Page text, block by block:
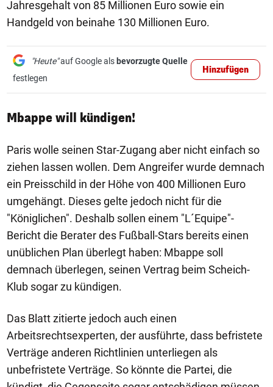
Jahresgehalt von 85 Millionen Euro sowie ein
Handgeld von beinahe 130 Millionen Euro.
"Heute"auf Google als bevorzugte Quelle
festlegen
Hinzufügen
Mbappe will kündigen!
Paris wolle seinen Star-Zugang aber nicht einfach so
ziehen lassen wollen. Dem Angreifer wurde demnach
ein Preisschild in der Höhe von 400 Millionen Euro
umgehängt. Dieses gelte jedoch nicht für die
"Königlichen". Deshalb sollen einem "L´Equipe"-
Bericht die Berater des Fußball-Stars bereits einen
unüblichen Plan überlegt haben: Mbappe soll
demnach überlegen, seinen Vertrag beim Scheich-
Klub sogar zu kündigen.
Das Blatt zitierte jedoch auch einen
Arbeitsrechtsexperten, der ausführte, dass befristete
Verträge anderen Richtlinien unterliegen als
unbefristete Verträge. So könnte die Partei, die